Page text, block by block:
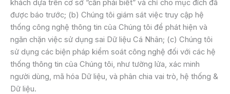
khách dựa trên cơ sở “cần phải biết” và chỉ cho mục đích đã
được báo trước; (b) Chúng tôi giám sát việc truy cập hệ
thống công nghệ thông tin của Chúng tôi để phát hiện và
ngăn chặn việc sử dụng sai Dữ liệu Cá Nhân; (c) Chúng tôi
sử dụng các biện pháp kiểm soát công nghệ đối với các hệ
thống thông tin của Chúng tôi, như tường lửa, xác minh
người dùng, mã hóa Dữ liệu, và phân chia vai trò, hệ thống &
Dữ liệu.